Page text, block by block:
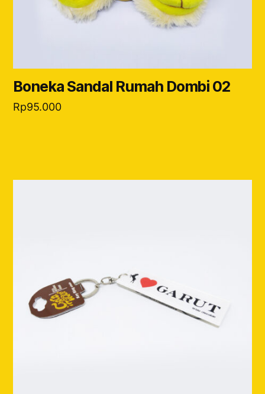
Boneka Sandal Rumah Dombi 02
Rp95.000